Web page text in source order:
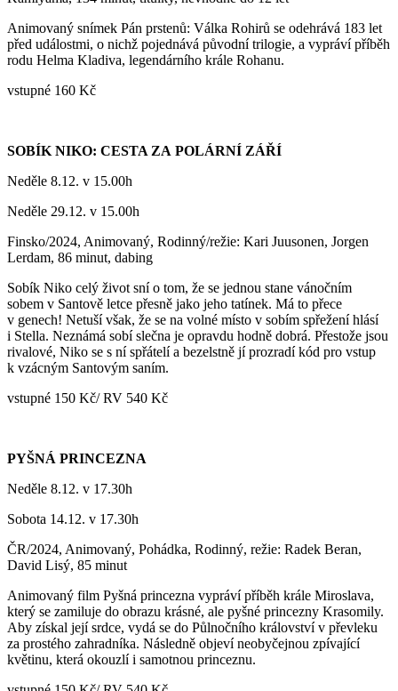
Animovaný snímek Pán prstenů: Válka Rohirů se odehrává 183 let
před událostmi, o nichž pojednává původní trilogie, a vypráví příběh
rodu Helma Kladiva, legendárního krále Rohanu.
vstupné 160 Kč
SOBÍK NIKO: CESTA ZA POLÁRNÍ ZÁŘÍ
Neděle 8.12. v 15.00h
Neděle 29.12. v 15.00h
Finsko/2024, Animovaný, Rodinný/režie: Kari Juusonen, Jorgen
Lerdam, 86 minut, dabing
Sobík Niko celý život sní o tom, že se jednou stane vánočním
sobem v Santově letce přesně jako jeho tatínek. Má to přece
v genech! Netuší však, že se na volné místo v sobím spřežení hlásí
i Stella. Neznámá sobí slečna je opravdu hodně dobrá. Přestože jsou
rivalové, Niko se s ní spřátelí a bezelstně jí prozradí kód pro vstup
k vzácným Santovým saním.
vstupné 150 Kč/ RV 540 Kč
PYŠNÁ PRINCEZNA
Neděle 8.12. v 17.30h
Sobota 14.12. v 17.30h
ČR/2024, Animovaný, Pohádka, Rodinný, režie: Radek Beran,
David Lisý, 85 minut
Animovaný film Pyšná princezna vypráví příběh krále Miroslava,
který se zamiluje do obrazu krásné, ale pyšné princezny Krasomily.
Aby získal její srdce, vydá se do Půlnočního království v převleku
za prostého zahradníka. Následně objeví neobyčejnou zpívající
květinu, která okouzlí i samotnou princeznu.